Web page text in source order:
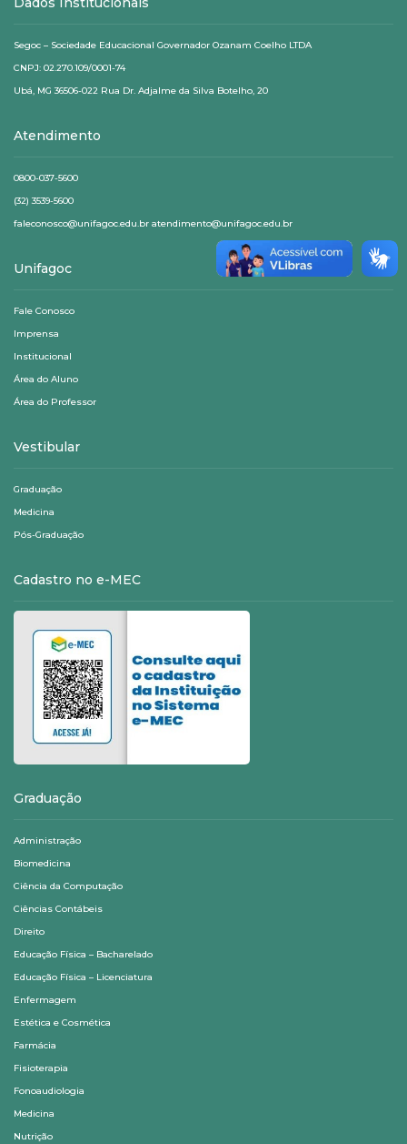
Segoc – Sociedade Educacional Governador Ozanam Coelho LTDA
CNPJ: 02.270.109/0001-74
Ubá, MG 36506-022 Rua Dr. Adjalme da Silva Botelho, 20
Atendimento
0800-037-5600
(32) 3539-5600
faleconosco@unifagoc.edu.br atendimento@unifagoc.edu.br
Unifagoc
Fale Conosco
Imprensa
Institucional
Área do Aluno
Área do Professor
Vestibular
Graduação
Medicina
Pós-Graduação
Cadastro no e-MEC
Graduação
Administração
Biomedicina
Ciência da Computação
Ciências Contábeis
Direito
Educação Física – Bacharelado
Educação Física – Licenciatura
Enfermagem
Estética e Cosmética
Farmácia
Fisioterapia
Fonoaudiologia
Medicina
Nutrição